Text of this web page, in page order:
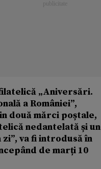
„Aniversări.
a României”,
două mărci poștale,
nedantelată și un
va fi introdusă în
de marți 10